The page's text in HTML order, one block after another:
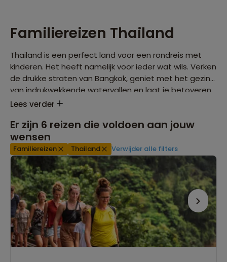
Familiereizen Thailand
Thailand is een perfect land voor een rondreis met
kinderen. Het heeft namelijk voor ieder wat wils. Verken
de drukke straten van Bangkok, geniet met het gezin
van indrukwekkende watervallen en laat je betoveren
eeuwen oude tempels. Op onze familiereizen naar
relaxen. Wat denk je bijvoorbeeld van het tropische
eiland Ko Samet?
Lees verder
Er zijn 6 reizen die voldoen aan jouw
wensen
Familiereizen Thailand Verwijder alle filters